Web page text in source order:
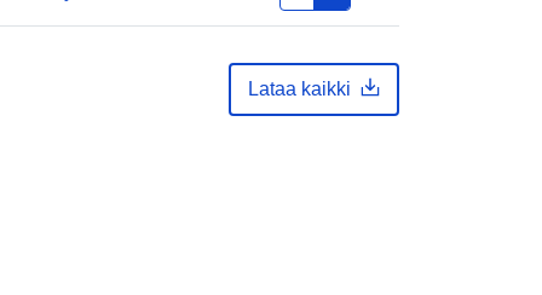
Lataa kaikki
http://data.europa.eu/88u/dataset/69
e4b3f59e11eb-canton-du-jura